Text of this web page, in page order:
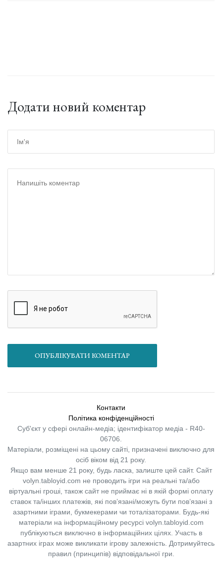
Додати новий коментар
ОПУБЛІКУВАТИ КОМЕНТАР
Контакти
Політика конфіденційності
Суб'єкт у сфері онлайн-медіа; ідентифікатор медіа - R40-
06706.
Матеріали, розміщені на цьому сайті, призначені виключно для
осіб віком від 21 року.
Якщо вам менше 21 року, будь ласка, залиште цей сайт. Сайт
volyn.tabloyid.com не проводить ігри на реальні та/або
віртуальні гроші, також сайт не приймає ні в якій формі оплату
ставок та/інших платежів, які пов’язані/можуть бути пов’язані з
азартними іграми, букмекерами чи тоталізаторами. Будь-які
матеріали на інформаційному ресурсі volyn.tabloyid.com
публікуються виключно в інформаційних цілях. Участь в
азартних іграх може викликати ігрову залежність. Дотримуйтесь
правил (принципів) відповідальної гри.